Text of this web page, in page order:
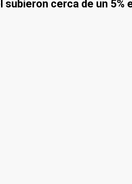
subieron cerca de un 5%